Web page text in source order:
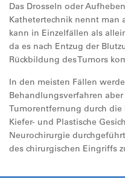
Das Drosseln oder
Kathetertechnik nennt man
kann in Einzelfällen als
da es nach Entzug der
Rückbildung des Tumors
In den meisten Fällen
Behandlungsverfahren
Tumorentfernung durch die
Kiefer- und Plastische
Neurochirurgie
des chirurgischen Eingriffs